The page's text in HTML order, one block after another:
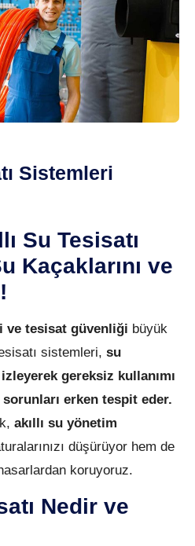
Sistemleri
Su Tesisatı
Kaçaklarını ve
ve tesisat güvenliği büyük
sistemleri, su
gereksiz kullanımı
erken tespit eder.
akıllı su yönetim
düşürüyor hem de
koruyoruz.
Nedir ve